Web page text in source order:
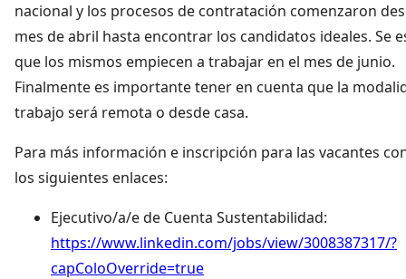
nacional y los procesos de contratación comenzaron
mes de abril hasta encontrar los candidatos ideales. Se
que los mismos empiecen a trabajar en el mes de junio.
Finalmente es importante tener en cuenta que la
trabajo será remota o desde casa.
Para más información e inscripción para las vacantes
los siguientes enlaces:
Ejecutivo/a/e de Cuenta Sustentabilidad:
https://www.linkedin.com/jobs/view/3008387317/?
capColoOverride=true